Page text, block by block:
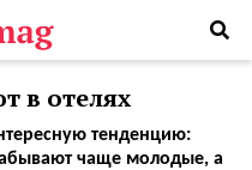
в отелях
тенденцию:
чаще молодые, а